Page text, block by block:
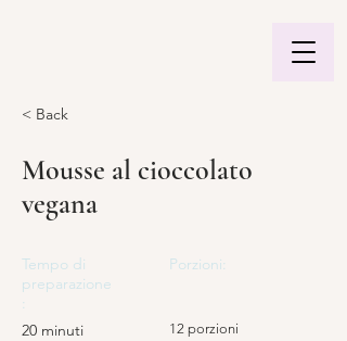
< Back
Mousse al cioccolato
vegana
Tempo di
preparazione
:
20 minuti
Porzioni:
12 porzioni